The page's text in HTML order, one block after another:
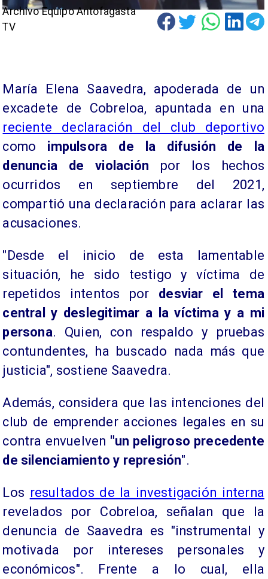
Archivo Equipo Antofagasta
TV
María Elena Saavedra, apoderada de un
excadete de Cobreloa, apuntada en una
reciente declaración del club deportivo
como impulsora de la difusión de la
denuncia de violación por los hechos
ocurridos en septiembre del 2021,
compartió una declaración para aclarar las
acusaciones.
"Desde el inicio de esta lamentable
situación, he sido testigo y víctima de
repetidos intentos por desviar el tema
central y deslegitimar a la víctima y a mi
persona. Quien, con respaldo y pruebas
contundentes, ha buscado nada más que
justicia", sostiene Saavedra.
Además, considera que las intenciones del
club de emprender acciones legales en su
contra envuelven "un peligroso precedente
de silenciamiento y represión".
Los resultados de la investigación interna
revelados por Cobreloa, señalan que la
denuncia de Saavedra es "instrumental y
motivada por intereses personales y
económicos". Frente a lo cual, ella